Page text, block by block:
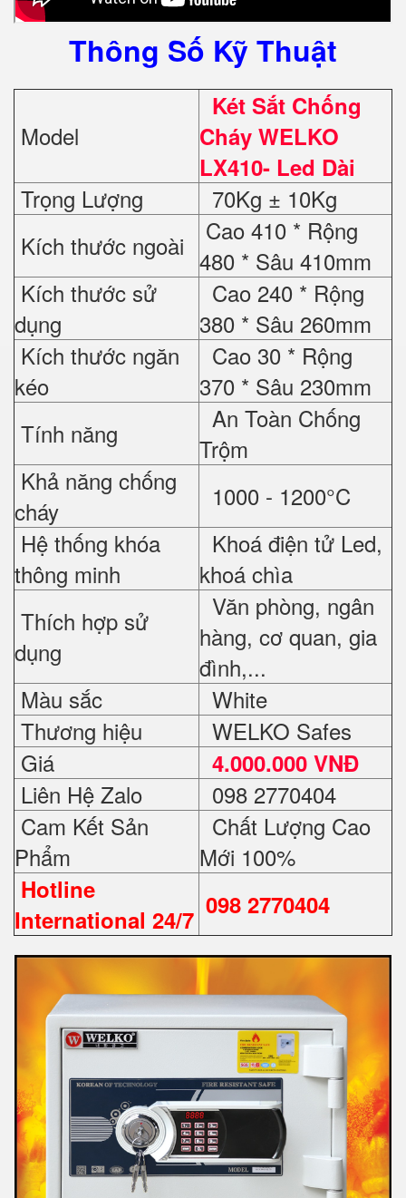
Thông Số Kỹ Thuật
Model
Két Sắt Chống
Cháy WELKO
LX410- Led Dài
Trọng Lượng
70Kg ± 10Kg
Kích thước ngoài
Cao 410 * Rộng
480 * Sâu 410mm
Kích thước sử
dụng
Cao 240 * Rộng
380 * Sâu 260mm
Kích thước ngăn
kéo
Cao 30 * Rộng
370 * Sâu 230mm
Tính năng
An Toàn Chống
Trộm
Khả năng chống
cháy
1000 - 1200°C
Hệ thống khóa
thông minh
Khoá điện tử Led,
khoá chìa
Thích hợp sử
dụng
Văn phòng, ngân
hàng, cơ quan, gia
đình,...
Màu sắc
White
Thương hiệu
WELKO Safes
Giá
4.000.000 VNĐ
Liên Hệ Zalo
098 2770404
Cam Kết Sản
Phẩm
Chất Lượng Cao
Mới 100%
Hotline
International 24/7 098 2770404